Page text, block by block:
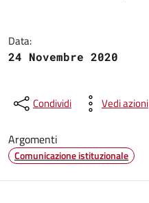
Data:
24 Novembre 2020
Condividi Vedi azioni
Argomenti
Comunicazione istituzionale